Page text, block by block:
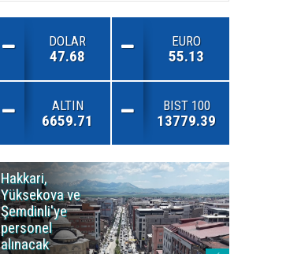
DOLAR
47.68
EURO
55.13
ALTIN
6659.71
BIST 100
13779.39
Hakkari,
Yüksekova ve
Şemdinli'ye
personel
alınacak